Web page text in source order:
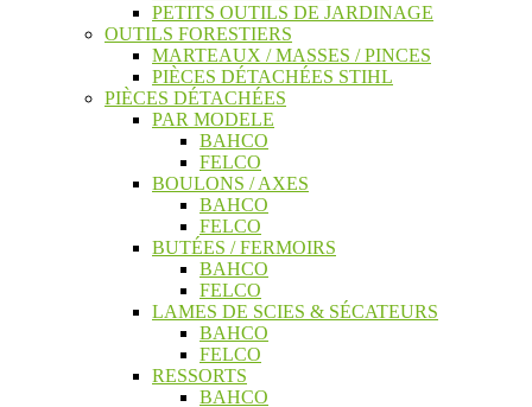
PETITS OUTILS DE JARDINAGE
OUTILS FORESTIERS
MARTEAUX / MASSES / PINCES
PIÈCES DÉTACHÉES STIHL
PIÈCES DÉTACHÉES
PAR MODELE
BAHCO
FELCO
BOULONS / AXES
BAHCO
FELCO
BUTÉES / FERMOIRS
BAHCO
FELCO
LAMES DE SCIES & SÉCATEURS
BAHCO
FELCO
RESSORTS
BAHCO